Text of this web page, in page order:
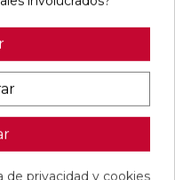
interesar
MATE
favorite
BLANCO
29,5X59,5
favorite
de privacidad y cookies